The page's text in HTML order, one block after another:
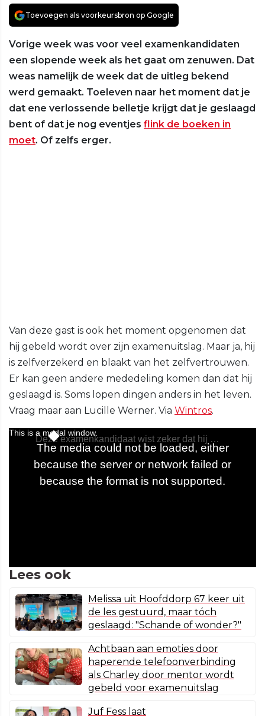
Toevoegen als voorkeursbron op Google
Vorige week was voor veel examenkandidaten
een slopende week als het gaat om zenuwen. Dat
weas namelijk de week dat de uitleg bekend
werd gemaakt. Toeleven naar het moment dat je
dat ene verlossende belletje krijgt dat je geslaagd
bent of dat je nog eventjes flink de boeken in
moet. Of zelfs erger.
Van deze gast is ook het moment opgenomen dat
hij gebeld wordt over zijn examenuitslag. Maar ja, hij
is zelfverzekerd en blaakt van het zelfvertrouwen.
Er kan geen andere mededeling komen dan dat hij
geslaagd is. Soms lopen dingen anders in het leven.
Vraag maar aan Lucille Werner. Via Wintros.
Lees ook
Melissa uit Hoofddorp 67 keer uit
de les gestuurd, maar tóch
geslaagd: "Schande of wonder?"
Achtbaan aan emoties door
haperende telefoonverbinding
als Charley door mentor wordt
gebeld voor examenuitslag
Juf Fess laat